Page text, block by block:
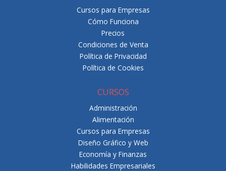
Cursos para Empresas
Cómo Funciona
Precios
Condiciones de Venta
Política de Privacidad
Política de Cookies
CURSOS
Administración
Alimentación
Cursos para Empresas
Diseño Gráfico y Web
Economía y Finanzas
Habilidades Empresariales